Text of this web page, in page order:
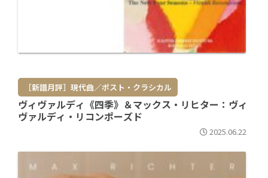
［新譜月評］現代曲／ポスト・クラシカル
ヴィヴァルディ《四季》＆マックス・リヒター：ヴィ
ヴァルディ・リコンポーズド
2025.06.22